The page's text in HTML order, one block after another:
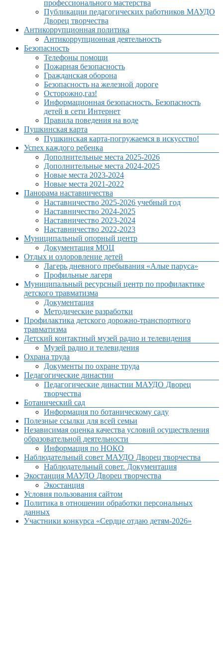
профессионального мастерства
Публикации педагогических работников МАУДО
Дворец творчества
Антикоррупционная политика
Антикоррупционная деятельность
Безопасность
Телефоны помощи
Пожарная безопасность
Гражданская оборона
Безопасность на железной дороге
Осторожно,газ!
Информационная безопасность. Безопасность
детей в сети Интернет
Правила поведения на воде
Пушкинская карта
Пушкинская карта-погружаемся в искусство!
Успех каждого ребенка
Дополнительные места 2025-2026
Дополнительные места 2024-2025
Новые места 2023-2024
Новые места 2021-2022
Панорама наставничества
Наставничество 2025-2026 учебный год
Наставничество 2024-2025
Наставничество 2023-2024
Наставничество 2022-2023
Муниципальный опорный центр
Документация МОЦ
Отдых и оздоровление детей
Лагерь дневного пребывания «Алые паруса»
Профильные лагеря
Муниципальный ресурсный центр по профилактике
детского травматизма
Документация
Методические разработки
Профилактика детского дорожно-транспортного
травматизма
Детский контактный музей радио и телевидения
Музей радио и телевидения
Охрана труда
Документы по охране труда
Педагогические династии
Педагогические династии МАУДО Дворец
творчества
Ботанический сад
Информация по ботаническому саду
Полезные ссылки для всей семьи
Независимая оценка качества условий осуществления
образовательной деятельности
Информация по НОКО
Наблюдательный совет МАУДО Дворец творчества
Наблюдательный совет. Документация
Экостанция МАУДО Дворец творчества
Экостанция
Условия пользования сайтом
Политика в отношении обработки персональных
данных
Участники конкурса «Сердце отдаю детям-2026»